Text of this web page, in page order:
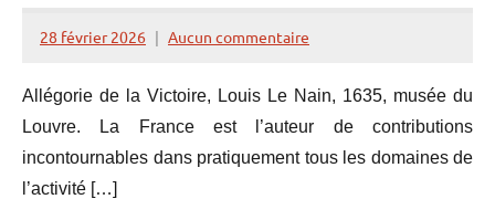
28 février 2026
Henry
Lesquen
Aucun commentaire
Allégorie de la Victoire, Louis Le Nain, 1635, musée du
Louvre. La France est l’auteur de contributions
incontournables dans pratiquement tous les domaines de
l’activité […]